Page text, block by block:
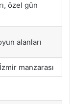
özel gün
alanları
manzarası